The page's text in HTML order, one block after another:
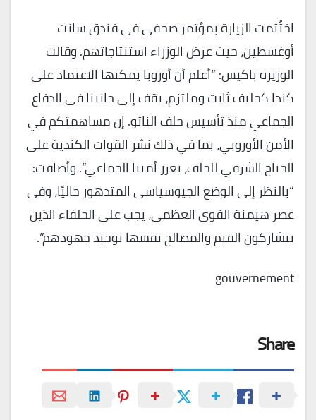
اختُتمت الزيارة بمؤتمر صحفي في فندق سانت
أوغسطين، حيث عرض الوزراء استنتاجاتهم. وقالت
الوزيرة باكيس: “أعلم أن أوروبا يمكنها الاعتماد على
كندا كحليف ثابت وملتزم، يقف إلى جانبنا في الدفاع
الجماعي منذ تأسيس حلف الناتو. إن مساهمتكم في
الأمن الأوروبي، بما في ذلك نشر القوات الكندية على
الجناح الشرقي للحلف، يعزز أمننا الجماعي”. وأضافت:
“بالنظر إلى الوضع الجيوسياسي المتدهور حاليًا، وفي
عصر هيمنة القوى العظمى، يجب على الحلفاء الذين
يتشاركون القيم والمصالح نفسها توحيد جهودهم”.
gouvernement
Share